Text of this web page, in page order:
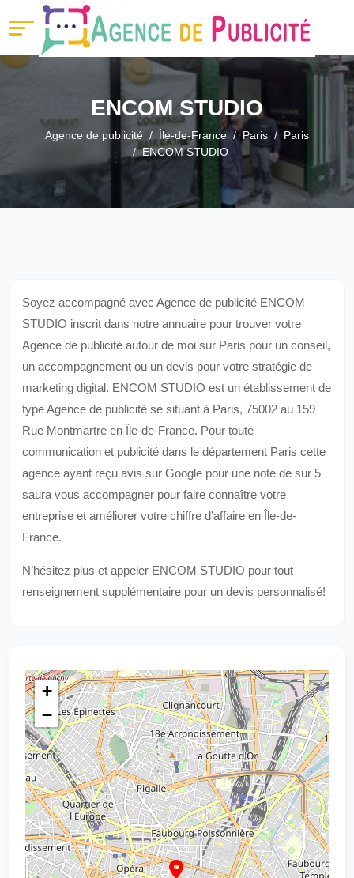
ENCOM STUDIO
Agence de publicité Île-de-France Paris
Paris
ENCOM STUDIO
Soyez accompagné avec Agence de publicité ENCOM
STUDIO inscrit dans notre annuaire pour trouver votre
Agence de publicité autour de moi sur Paris pour un conseil,
un accompagnement ou un devis pour votre stratégie de
marketing digital. ENCOM STUDIO est un établissement de
type Agence de publicité se situant à Paris, 75002 au 159
Rue Montmartre en Île-de-France. Pour toute
communication et publicité dans le département Paris cette
agence ayant reçu avis sur Google pour une note de sur 5
saura vous accompagner pour faire connaître votre
entreprise et améliorer votre chiffre d’affaire en Île-de-
France.
N’hésitez plus et appeler ENCOM STUDIO pour tout
renseignement supplémentaire pour un devis personnalisé!
+
−